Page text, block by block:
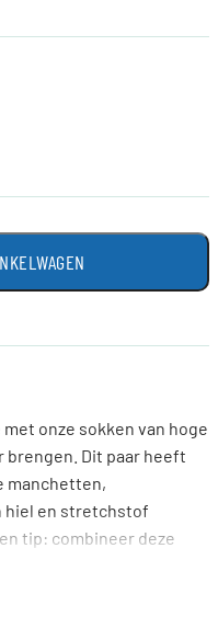
onze sokken van hoge
brengen. Dit paar heeft
manchetten,
hiel en stretchstof
tip: combineer deze